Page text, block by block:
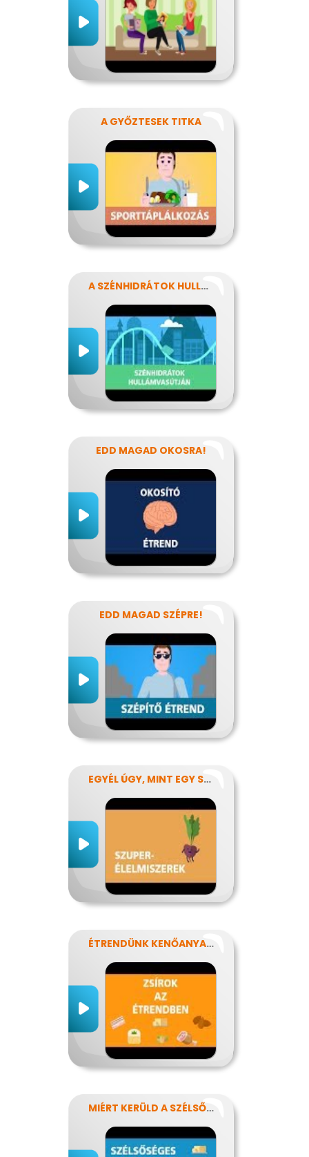
A GYŐZTESEK TITKA
A SZÉNHIDRÁTOK HULLÁMVASÚTJÁN
EDD MAGAD OKOSRA!
EDD MAGAD SZÉPRE!
EGYÉL ÚGY, MINT EGY SZUPERHŐS!
ÉTRENDÜNK KENŐANYAGAI: A ZSÍROK
MIÉRT KERÜLD A SZÉLSŐSÉGES DIÉTÁKAT?